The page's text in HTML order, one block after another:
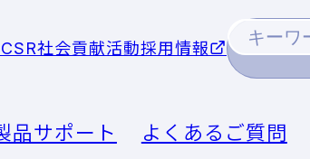
CSR社会貢献活動採用情報
品サポート よくあるご質問